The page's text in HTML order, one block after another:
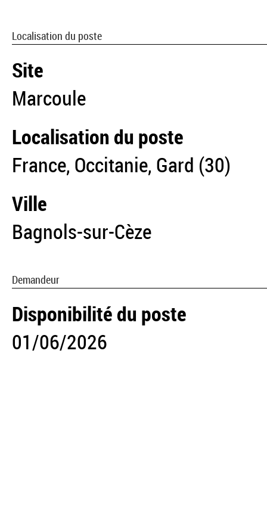
Localisation du poste
Site
Marcoule
Localisation du poste
France, Occitanie, Gard (30)
Ville
Bagnols-sur-Cèze
Demandeur
Disponibilité du poste
01/06/2026